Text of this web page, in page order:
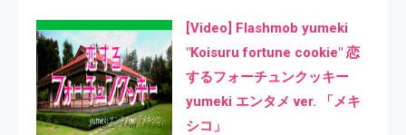
[Video] Flashmob yumeki
"Koisuru fortune cookie" 恋
するフォーチュンクッキー
yumeki エンタメ ver. 「メキ
シコ」